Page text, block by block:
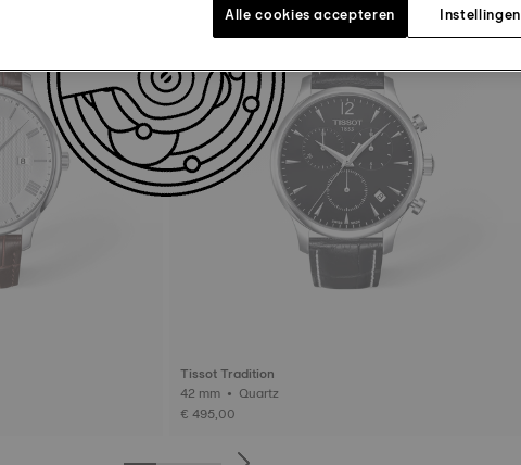
Tissot Tradition
42 mm • Quartz
€ 495,00
Instellingen
Alle cookies accepteren